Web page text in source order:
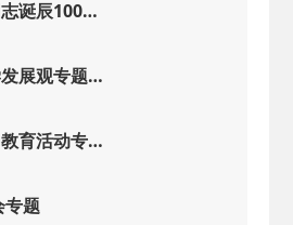
诞辰100…
展观专题…
育活动专…
专题